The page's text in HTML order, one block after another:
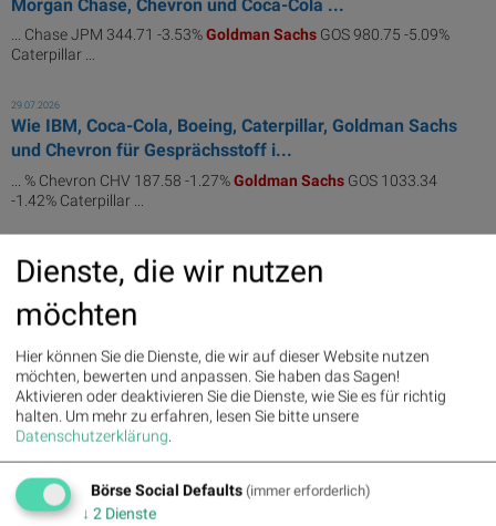
Morgan Chase, Chevron und Coca-Cola ...
... Chase JPM 344.71 -3.53%Goldman Sachs GOS 980.75 -5.09%
Caterpillar ...
29.07.2026
Wie IBM, Coca-Cola, Boeing, Caterpillar, Goldman Sachs
und Chevron für Gesprächsstoff i...
... % Chevron CHV 187.58 -1.27%Goldman Sachs GOS 1033.34
-1.42% Caterpillar ...
Wie salesforce.com, 3M, American Express, Chevron,
Caterpillar und Goldman Sachs für Ge...
... Express AEC1 335.39 2.83%
Caterpillar ...
23.07.2026
Wie salesforce.com, IBM, Johnson & Johnson, Boeing,
Nike und Goldman Sachs für Gespräch...
Nike NKE ...
Dienste, die wir nutzen
möchten
Hier können Sie die Dienste, die wir auf dieser Website nutzen
möchten, bewerten und anpassen. Sie haben das Sagen!
Aktivieren oder deaktivieren Sie die Dienste, wie Sie es für richtig
halten. Um mehr zu erfahren, lesen Sie bitte unsere
Datenschutzerklärung.
Börse Social Defaults (immer erforderlich)
↓ 2 Dienste